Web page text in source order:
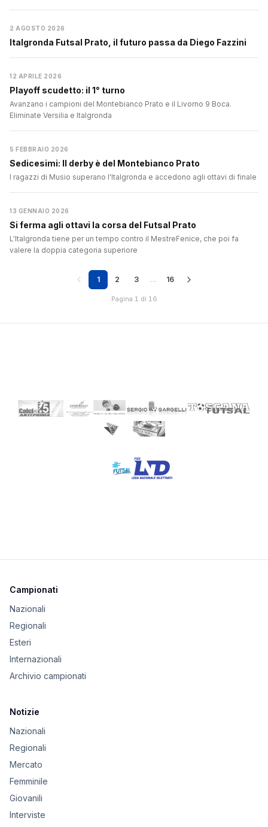
2 AGOSTO 2026
Italgronda Futsal Prato, il futuro passa da Diego Fazzini
12 APRILE 2026
Playoff scudetto: il 1° turno
Avanzano i campioni del Montebianco Prato e il Livorno 9 Boca.
Eliminate Versilia e Italgronda
5 FEBBRAIO 2026
Sedicesimi: Il derby è del Montebianco Prato
I ragazzi di Musio superano l'Italgronda e accedono agli ottavi di finale
13 GENNAIO 2026
Si ferma agli ottavi la corsa del Futsal Prato
L'Italgronda tiene per un tempo contro il MestreFenice, che poi fa
valere la doppia categoria superiore
1 2 3 … 16
Pagina 1 di 16
Campionati
Nazionali
Regionali
Esteri
Internazionali
Archivio campionati
Notizie
Nazionali
Regionali
Mercato
Femminile
Giovanili
Interviste